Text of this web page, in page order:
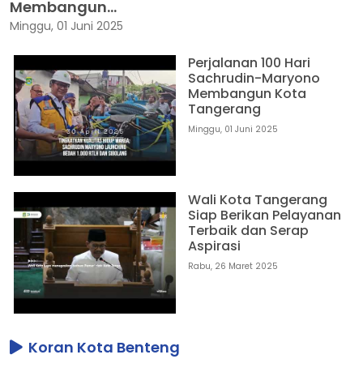
Membangun...
Minggu, 01 Juni 2025
Perjalanan 100 Hari
Sachrudin-Maryono
Membangun Kota
Tangerang
Minggu, 01 Juni 2025
Wali Kota Tangerang
Siap Berikan Pelayanan
Terbaik dan Serap
Aspirasi
Rabu, 26 Maret 2025
Koran Kota Benteng